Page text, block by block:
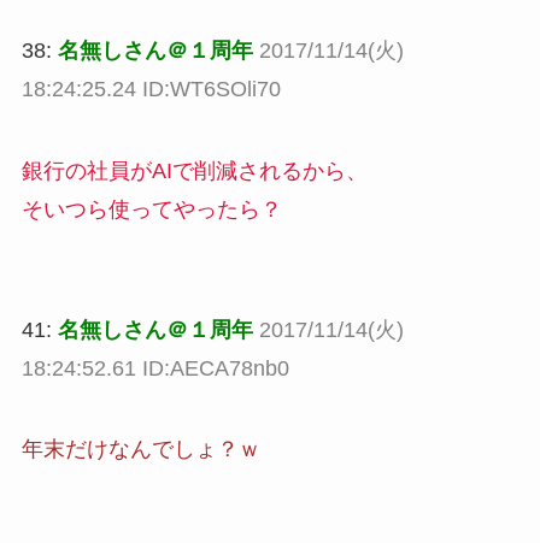
38: 名無しさん＠１周年 2017/11/14(火)
18:24:25.24 ID:WT6SOli70
銀行の社員がAIで削減されるから、
そいつら使ってやったら？
41: 名無しさん＠１周年 2017/11/14(火)
18:24:52.61 ID:AECA78nb0
年末だけなんでしょ？ｗ